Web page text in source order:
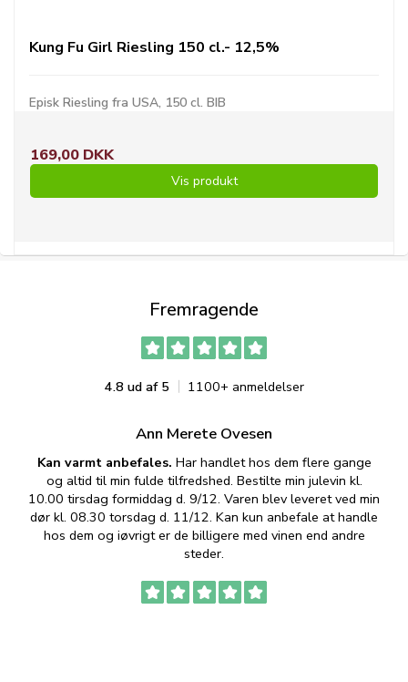
Kung Fu Girl Riesling 150 cl.- 12,5%
Episk Riesling fra USA, 150 cl. BIB
169,00 DKK
Vis produkt
Fremragende
4.8 ud af 5 1100+ anmeldelser
Ann Merete Ovesen
Kan varmt anbefales. Har handlet hos dem flere gange
og altid til min fulde tilfredshed. Bestilte min julevin kl.
10.00 tirsdag formiddag d. 9/12. Varen blev leveret ved min
dør kl. 08.30 torsdag d. 11/12. Kan kun anbefale at handle
hos dem og iøvrigt er de billigere med vinen end andre
steder.